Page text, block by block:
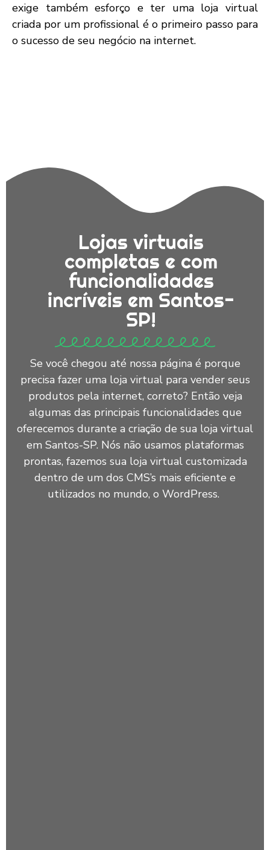
exige também esforço e ter uma loja virtual
criada por um profissional é o primeiro passo para
o sucesso de seu negócio na internet.
Lojas virtuais
completas e com
funcionalidades
incríveis em Santos-
SP!
Se você chegou até nossa página é porque
precisa fazer uma loja virtual para vender seus
produtos pela internet, correto? Então veja
algumas das principais funcionalidades que
oferecemos durante a criação de sua loja virtual
em Santos-SP. Nós não usamos plataformas
prontas, fazemos sua loja virtual customizada
dentro de um dos CMS’s mais eficiente e
utilizados no mundo, o WordPress.